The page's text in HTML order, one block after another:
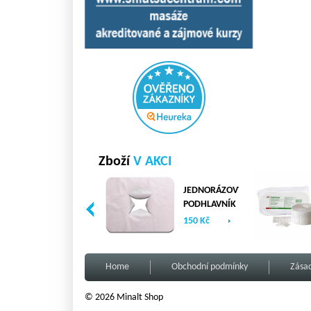
Zboží V AKCI
JEDNORÁZOVÝ
PODHLAVNÍK
Z NETKANÉ
150 Kč
Home Obchodní podmínky
© 2026 Minalt Shop